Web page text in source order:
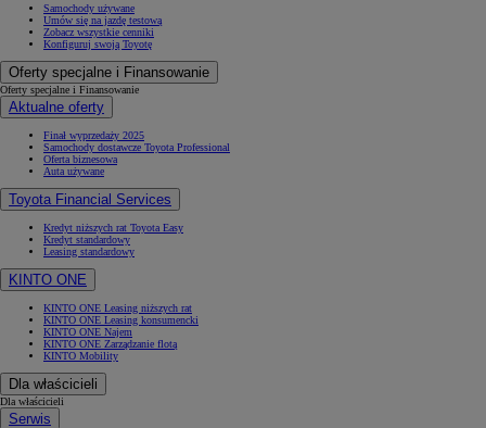
Samochody używane
Umów się na jazdę testową
Zobacz wszystkie cenniki
Konfiguruj swoją Toyotę
Oferty specjalne i Finansowanie
Oferty specjalne i Finansowanie
Aktualne oferty
Finał wyprzedaży 2025
Samochody dostawcze Toyota Professional
Oferta biznesowa
Auta używane
Toyota Financial Services
Kredyt niższych rat Toyota Easy
Kredyt standardowy
Leasing standardowy
KINTO ONE
KINTO ONE Leasing niższych rat
KINTO ONE Leasing konsumencki
KINTO ONE Najem
KINTO ONE Zarządzanie flotą
KINTO Mobility
Dla właścicieli
Dla właścicieli
Serwis